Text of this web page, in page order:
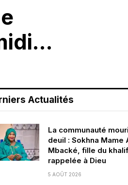
Actualités
La communauté
deuil : Sokhna Mame
Mbacké, fille du
rappelée à Dieu
5 AOÛT 2026